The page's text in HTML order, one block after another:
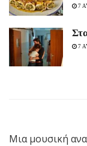
7
7
Μια μουσική